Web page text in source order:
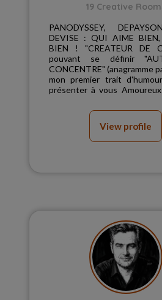
19 Creative
PANODYSSEY,
DEVISE : QUI AIME BIEN,
BIEN ! "CREATEUR DE CONTENU"
pouvant se définir
CONCENTRE" (anagramme
mon premier trait
présenter à vous Amoureux des mots
View profile